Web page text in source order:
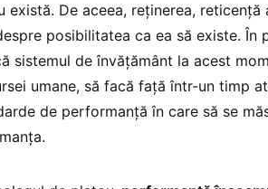
există. De aceea, reținerea,
posibilitatea ca ea să existe. În
sistemul de învățământ la acest
umane, să facă față într-un timp
de performanță în care să se